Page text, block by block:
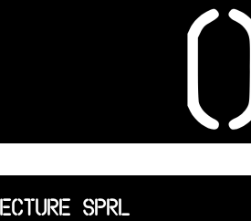
SPRL